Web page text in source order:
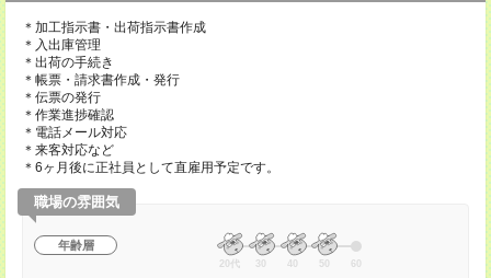
＊加工指示書・出荷指示書作成
＊入出庫管理
＊出荷の手続き
＊帳票・請求書作成・発行
＊伝票の発行
＊作業進捗確認
＊電話メール対応
＊来客対応など
＊6ヶ月後に正社員として直雇用予定です。
職場の雰囲気
年齢層
20代 30 40 50 60